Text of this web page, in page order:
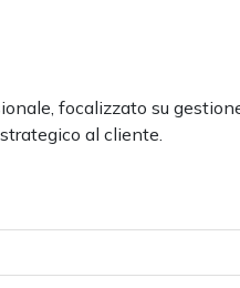
focalizzato su
al cliente.